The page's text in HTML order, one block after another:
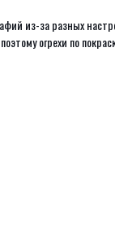
из-за разных
огрехи по